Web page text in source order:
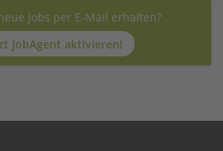
Jobs per E-Mail erhalten?
JobAgent aktivieren!